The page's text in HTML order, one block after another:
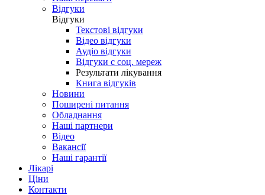
Відгуки
Відгуки
Текстові відгуки
Відео відгуки
Аудіо відгуки
Відгуки с соц. мереж
Результати лікування
Книга відгуків
Новини
Поширені питання
Обладнання
Наші партнери
Відео
Вакансії
Наші гарантії
Лікарі
Ціни
Контакти